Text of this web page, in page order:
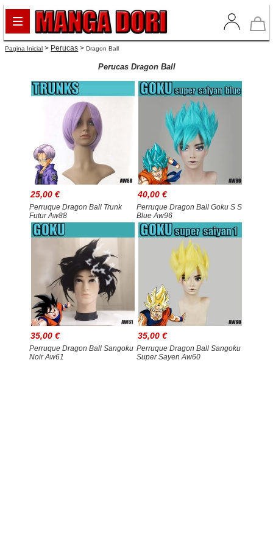
Pagina Inicial > Perucas >Dragon Ball
Perucas Dragon Ball
25,00 €
Perruque Dragon Ball Trunk
Futur Aw88
40,00 €
Perruque Dragon Ball Goku S S
Blue Aw96
35,00 €
Perruque Dragon Ball Sangoku
Noir Aw61
35,00 €
Perruque Dragon Ball Sangoku
Super Sayen Aw60